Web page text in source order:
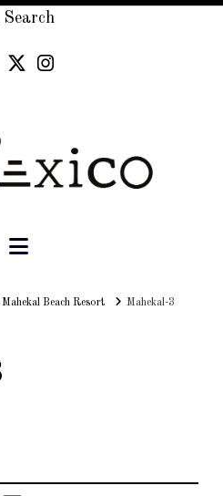
Search
Navigation
Mahekal Beach Resort Mahekal-3